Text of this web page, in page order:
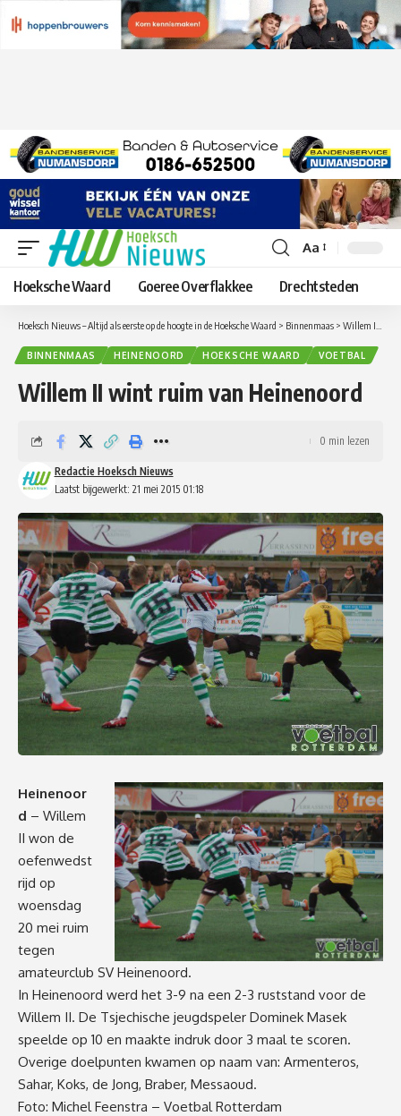
Lettergrootte
aanpassen
Aa
Hoeksche Waard Goeree Overflakkee Drechtsteden
Hoeksch Nieuws – Altijd als eerste op de hoogte in de Hoeksche Waard > Binnenmaas > Willem II wint ruim van Heinenoord
BINNENMAAS HEINENOORD HOEKSCHE WAARD VOETBAL
Willem II wint ruim van Heinenoord
Laatst bijgewerkt: 21 mei 2015 01:18
Redactie Hoeksch Nieuws
0 min lezen
Heinenoor
d – Willem
II won de
oefenwedst
rijd op
woensdag
20 mei ruim
tegen
amateurclub SV Heinenoord.
In Heinenoord werd het 3-9 na een 2-3 ruststand voor de
Willem II. De Tsjechische jeugdspeler Dominek Masek
speelde op 10 en maakte indruk door 3 maal te scoren.
Overige doelpunten kwamen op naam van: Armenteros,
Sahar, Koks, de Jong, Braber, Messaoud.
Foto: Michel Feenstra – Voetbal Rotterdam